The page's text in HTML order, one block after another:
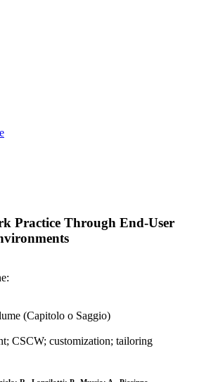
Practice Through End-User
(Capitolo o Saggio)
CSCW; customization; tailoring